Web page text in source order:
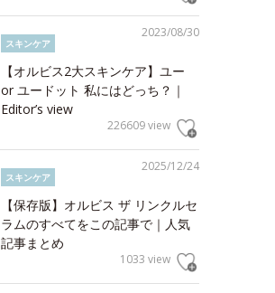
2023/08/30
スキンケア
【オルビス2大スキンケア】ユー
or ユードット 私にはどっち？｜
Editor’s view
226609 view
2025/12/24
スキンケア
【保存版】オルビス ザ リンクルセ
ラムのすべてをこの記事で｜人気
記事まとめ
1033 view